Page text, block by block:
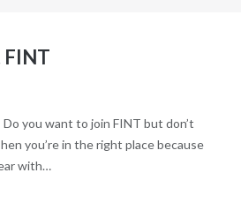
Do you want to join FINT but don’t
you’re in the right place because
with…